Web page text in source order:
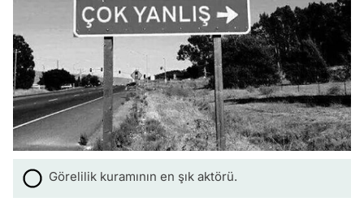
Görelilik kuramının en şık aktörü.